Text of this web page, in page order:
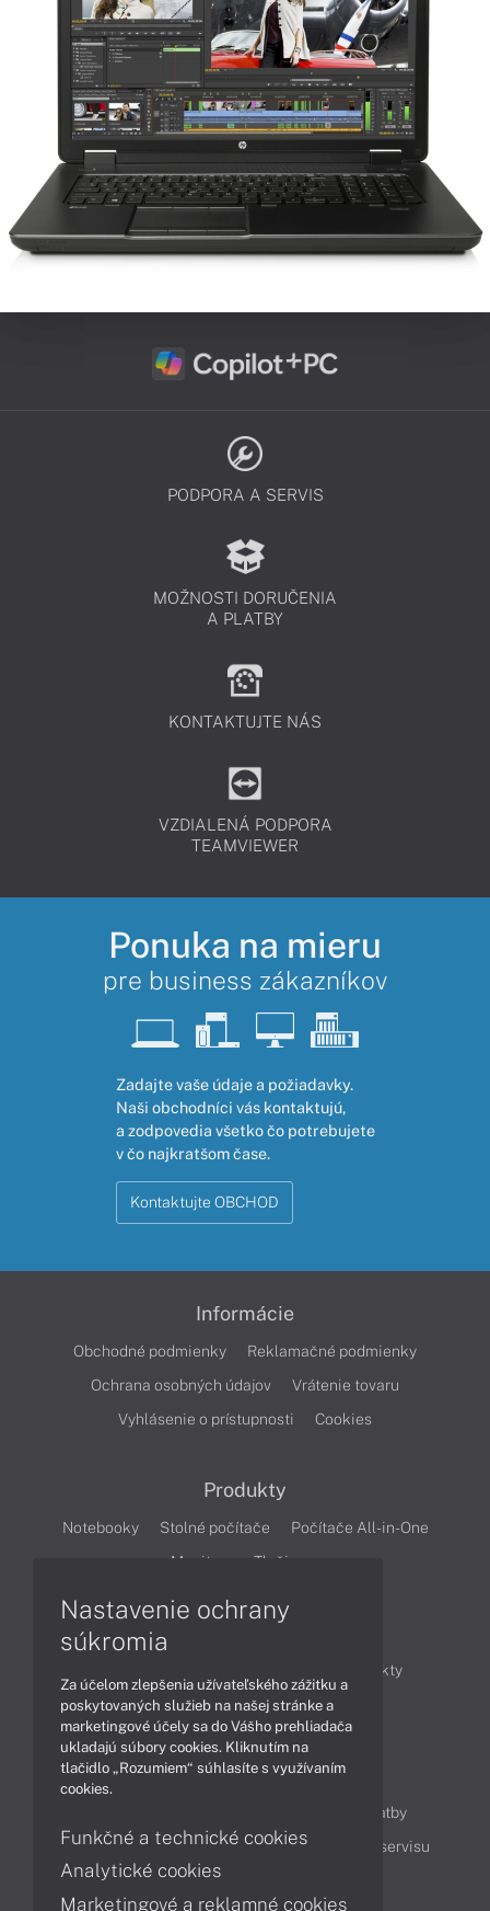
PODPORA A SERVIS
MOŽNOSTI DORUČENIA
A PLATBY
KONTAKTUJTE NÁS
VZDIALENÁ PODPORA
TEAMVIEWER
Ponuka na mieru
pre business zákazníkov
Zadajte vaše údaje a požiadavky.
Naši obchodníci vás kontaktujú,
a zodpovedia všetko čo potrebujete
v čo najkratšom čase.
Kontaktujte OBCHOD
Informácie
Obchodné podmienky
Reklamačné podmienky
Ochrana osobných údajov
Vrátenie tovaru
Vyhlásenie o prístupnosti
Cookies
Produkty
Notebooky Stolné počítače
Počítače All-in-One
Monitory
Tlačiarne
Produkty
Technológie
Videá
Obsah
Možnosti doručenia a platby
Podpora a servis
Servisné služby Cenník servisu
Nastavenie ochrany
súkromia
Za účelom zlepšenia užívateľského zážitku a
poskytovaných služieb na našej stránke a
marketingové účely sa do Vášho prehliadača
ukladajú súbory cookies. Kliknutím na
tlačidlo „Rozumiem“ súhlasíte s využívaním
cookies.
Funkčné a technické cookies
Analytické cookies
Marketingové a reklamné cookies